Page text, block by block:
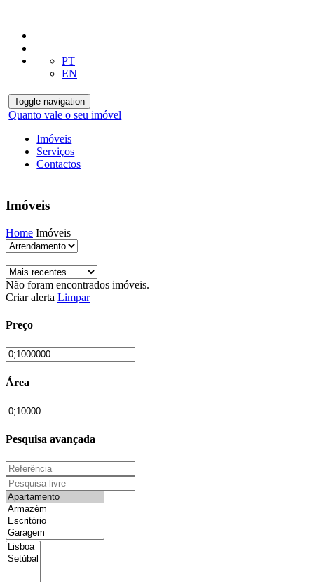
PT
EN
Toggle navigation
Quanto vale o seu imóvel
Imóveis
Serviços
Contactos
Imóveis
Home Imóveis
Não foram encontrados imóveis.
Criar alerta Limpar
Preço
Área
Pesquisa avançada